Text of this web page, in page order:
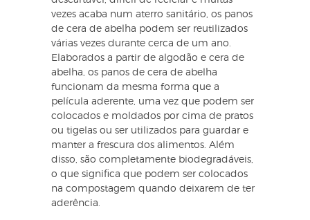
vezes acaba num aterro sanitário, os panos
de cera de abelha podem ser reutilizados
várias vezes durante cerca de um ano.
Elaborados a partir de algodão e cera de
abelha, os panos de cera de abelha
funcionam da mesma forma que a
película aderente, uma vez que podem ser
colocados e moldados por cima de pratos
ou tigelas ou ser utilizados para guardar e
manter a frescura dos alimentos. Além
disso, são completamente biodegradáveis,
o que significa que podem ser colocados
na compostagem quando deixarem de ter
aderência.